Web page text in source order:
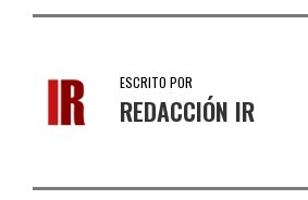
ESCRITO POR
REDACCIÓN IR